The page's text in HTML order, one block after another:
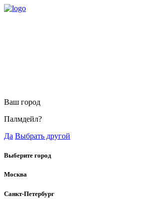
Ваш город
Палмдейл?
Да Выбрать другой
Выберите город
Москва
Санкт-Петербург